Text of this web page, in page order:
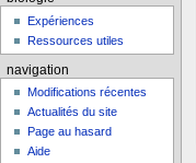
Expériences
Ressources utiles
navigation
Modifications récentes
Actualités du site
Page au hasard
Aide